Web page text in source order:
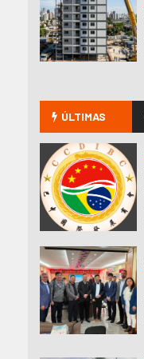
ÚLTIMAS